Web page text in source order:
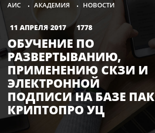
АИС • АКАДЕМИЯ • НОВОСТИ
11 АПРЕЛЯ 2017 1778
ОБУЧЕНИЕ ПО
РАЗВЕРТЫВАНИЮ,
ПРИМЕНЕНИЮ СКЗИ И
ЭЛЕКТРОННОЙ
ПОДПИСИ НА БАЗЕ ПАК
КРИПТОПРО УЦ